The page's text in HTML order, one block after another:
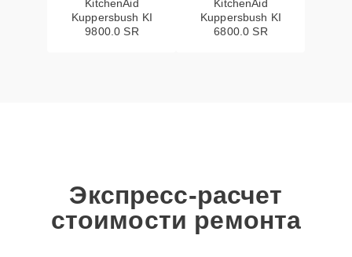
KitchenAid
Kuppersbush KI
9800.0 SR
KitchenAid
Kuppersbush KI
6800.0 SR
Экспресс-расчет
стоимости ремонта